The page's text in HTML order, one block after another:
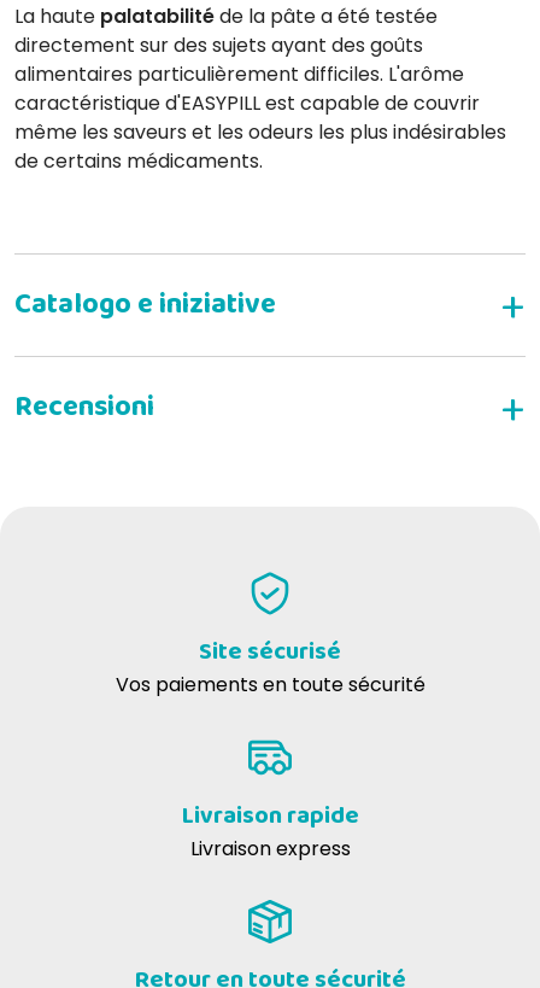
La haute palatabilitéde la pâte a été testée
directement sur des sujets ayant des goûts
alimentaires particulièrement difficiles. L'arôme
caractéristique d'EASYPILL est capable de couvrir
même les saveurs et les odeurs les plus indésirables
de certains médicaments.
Pour l'administration de comprimés :
Ottimo per dare pastiglie al tuo cane.....
Site sécurisé
Vos paiements en toute sécurité
Livraison rapide
Livraison express
Retour en toute sécurité